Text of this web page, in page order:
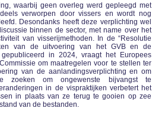
waarbij geen overleg werd gepleegd met
verworpen door vissers en wordt nog
Desondanks heeft deze verplichting wel
binnen de sector, met name over het
van visserijmethoden. In de “Resolutie
van de uitvoering van het GVB en de
gepubliceerd in 2024, vraagt het Europees
om maatregelen voor te stellen ter
van de aanlandingsverplichting en om
zoeken om ongewenste bijvangst te
in de vispraktijken verbetert het
in plaats van ze terug te gooien op zee
van de bestanden.